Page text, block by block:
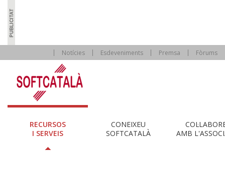
Notícies Esdeveniments Premsa Fòrums
RECURSOS
I SERVEIS
CONEIXEU
SOFTCATALÀ
AMB